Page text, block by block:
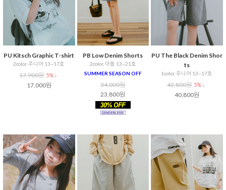
PU Kitsch Graphic T-shirt
2color, 주니어 13~17호
17,900원 5% ↓
17,000원
PB Low Denim Shorts
2color, 아동 13~21호
SUMMER SEASON OFF
34,000원
23,800원
PU The Black Denim Shor
ts
1color, 주니어 13~17호
42,800원 5% ↓
40,800원